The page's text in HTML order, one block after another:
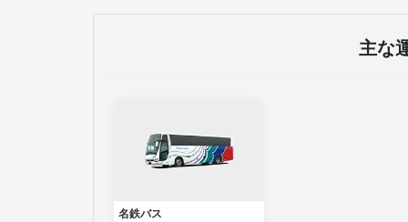
主な
名鉄バス